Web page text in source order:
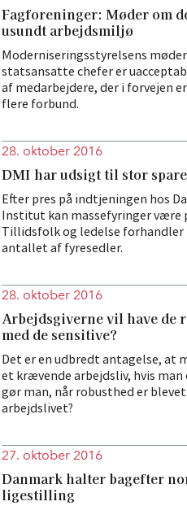
Fagforeninger: Møder om
usundt arbejdsmiljø
Moderniseringsstyrelsens
statsansatte chefer er
af medarbejdere, der i forvejen
flere forbund.
28. oktober 2016
DMI har udsigt til stor
Efter pres på indtjeningen hos
Institut kan massefyringer være
Tillidsfolk og ledelse forhandler
antallet af fyresedler.
28. oktober 2016
Arbejdsgiverne vil have de
med de sensitive?
Det er en udbredt antagelse, at
et krævende arbejdsliv, hvis
gør man, når robusthed er
arbejdslivet?
27. oktober 2016
Danmark halter bagefter
ligestilling